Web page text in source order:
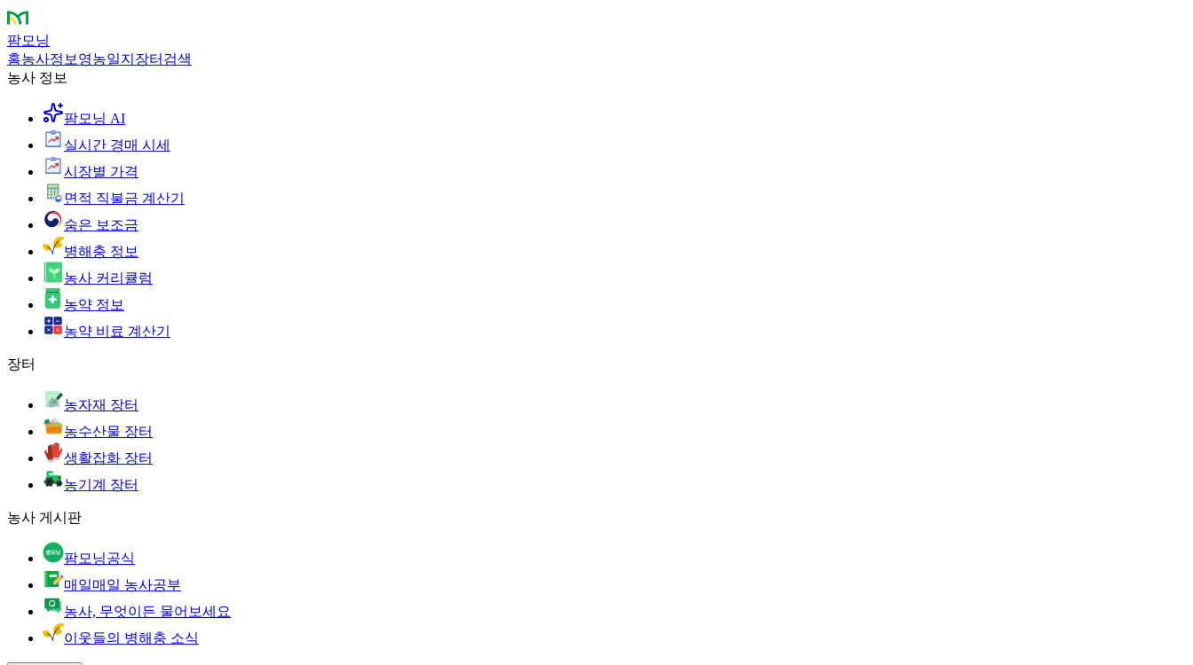
팜모닝
홈농사정보 영농일지 장터 검색
농사 정보
팜모닝 AI
실시간 경매 시세
시장별 가격
면적 직불금 계산기
숨은 보조금
병해충 정보
농사 커리큘럼
농약 정보
농약 비료 계산기
장터
농자재 장터
농수산물 장터
생활잡화 장터
농기계 장터
농사 게시판
팜모닝공식
매일매일 농사공부
농사, 무엇이든 물어보세요
이웃들의 병해충 소식